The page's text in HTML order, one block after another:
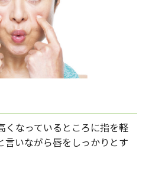
くなっているところに指を軽
言いながら唇をしっかりとす